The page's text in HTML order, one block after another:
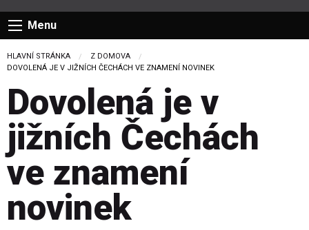
Menu
HLAVNÍ STRÁNKA
Z DOMOVA
CURRENT:
DOVOLENÁ JE V JIŽNÍCH ČECHÁCH VE ZNAMENÍ NOVINEK
Dovolená je v
jižních Čechách
ve znamení
novinek